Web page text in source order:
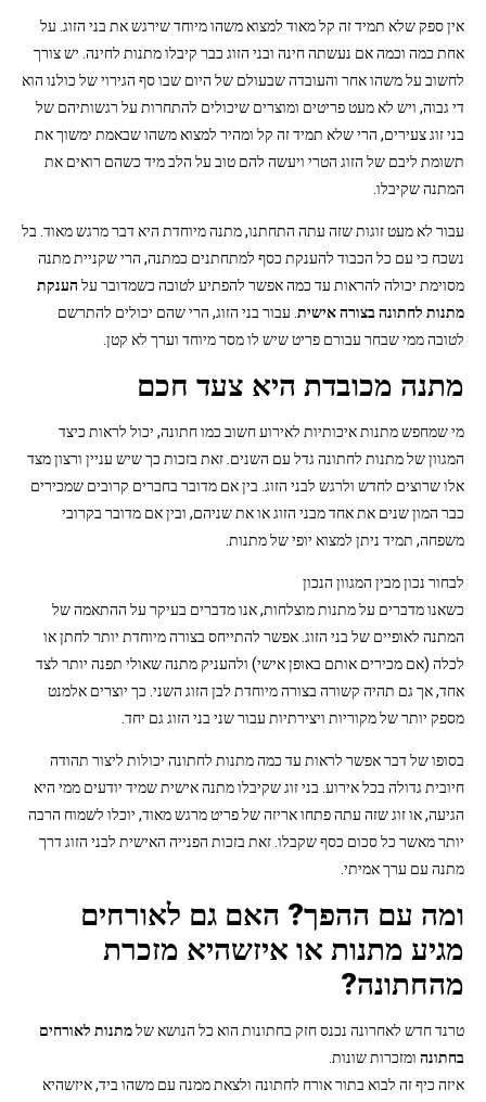
אין ספק שלא תמיד זה קל מאוד למצוא משהו מיוחד שירגש את בני הזוג. על
אחת כמה וכמה אם נעשתה חינה ובני הזוג כבר קיבלו מתנות לחינה. יש צורך
לחשוב על משהו אחר והעובדה שבעולם של היום שבו סף הגירוי של כולנו הוא
די גבוה, ויש לא מעט פריטים ומוצרים שיכולים להתחרות על רגשותיהם של
בני זוג צעירים, הרי שלא תמיד זה קל ומהיר למצוא משהו שבאמת ימשוך את
תשומת ליבם של הזוג הטרי ויעשה להם טוב על הלב מיד כשהם רואים את
המתנה שקיבלו.
עבור לא מעט זוגות שזה עתה התחתנו, מתנה מיוחדת היא דבר מרגש מאוד. בל
נשכח כי עם כל הכבוד להענקת כסף למתחתנים כמתנה, הרי שקניית מתנה
מסוימת יכולה להראות עד כמה אפשר להפתיע לטובה כשמדובר על הענקת
מתנות לחתונה בצורה אישית. עבור בני הזוג, הרי שהם יכולים להתרשם
לטובה ממי שבחר עבורם פריט שיש לו מסר מיוחד וערך לא קטן.
מתנה מכובדת היא צעד חכם
מי שמחפש מתנות איכותיות לאירוע חשוב כמו חתונה, יכול לראות כיצד
המגוון של מתנות לחתונה גדל עם השנים. זאת בזכות כך שיש עניין ורצון מצד
אלו שרוצים לחדש ולרגש לבני הזוג. בין אם מדובר בחברים קרובים שמכירים
כבר המון שנים את אחד מבני הזוג או את שניהם, ובין אם מדובר בקרובי
משפחה, תמיד ניתן למצוא יופי של מתנות.
לבחור נכון מבין המגוון הנכון
כשאנו מדברים על מתנות מוצלחות, אנו מדברים בעיקר על ההתאמה של
המתנה לאופיים של בני הזוג. אפשר להתייחס בצורה מיוחדת יותר לחתן או
לכלה (אם מכירים אותם באופן אישי) ולהעניק מתנה שאולי תפנה יותר לצד
אחד, אך גם תהיה קשורה בצורה מיוחדת לבן הזוג השני. כך יוצרים אלמנט
מספק יותר של מקוריות ויצירתיות עבור שני בני הזוג גם יחד.
בסופו של דבר אפשר לראות עד כמה מתנות לחתונה יכולות ליצור תהודה
חיובית גדולה בכל אירוע. בני זוג שקיבלו מתנה אישית שמיד יודעים ממי היא
הגיעה, או זוג שזה עתה פתחו אריזה של פריט מרגש מאוד, יוכלו לשמוח הרבה
יותר מאשר כל סכום כסף שקבלו. זאת בזכות הפנייה האישית לבני הזוג דרך
מתנה עם ערך אמיתי.
ומה עם ההפך? האם גם לאורחים
מגיע מתנות או איזשהיא מזכרת
מהחתונה?
טרנד חדש לאחרונה נכנס חזק בחתונות הוא כל הנושא שלמתנות לאורחים
בחתונה ומזכרות שונות.
איזה כיף זה לבוא בתור אורח לחתונה ולצאת ממנה עם משהו ביד, איזשהיא